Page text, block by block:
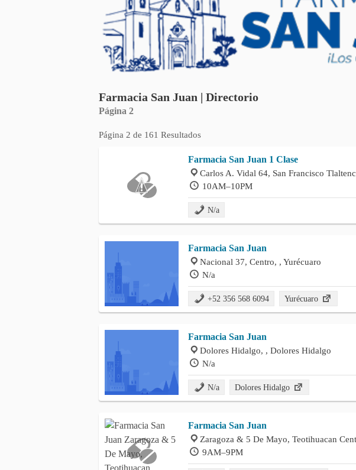
Farmacia San Juan | Directorio
Página 2
Página 2 de 161 Resultados
Farmacia San Juan 1 Clase
Carlos A. Vidal 64, San Francisco
10AM–10PM
N/a
Farmacia San Juan
Nacional 37, Centro, , Yurécuaro
N/a
+52 356 568 6094 Yurécuaro
Farmacia San Juan
Dolores Hidalgo, , Dolores Hidalgo
N/a
N/a Dolores Hidalgo
Farmacia San Juan
Zaragoza & 5 De Mayo, Teotihuacan
9AM–9PM